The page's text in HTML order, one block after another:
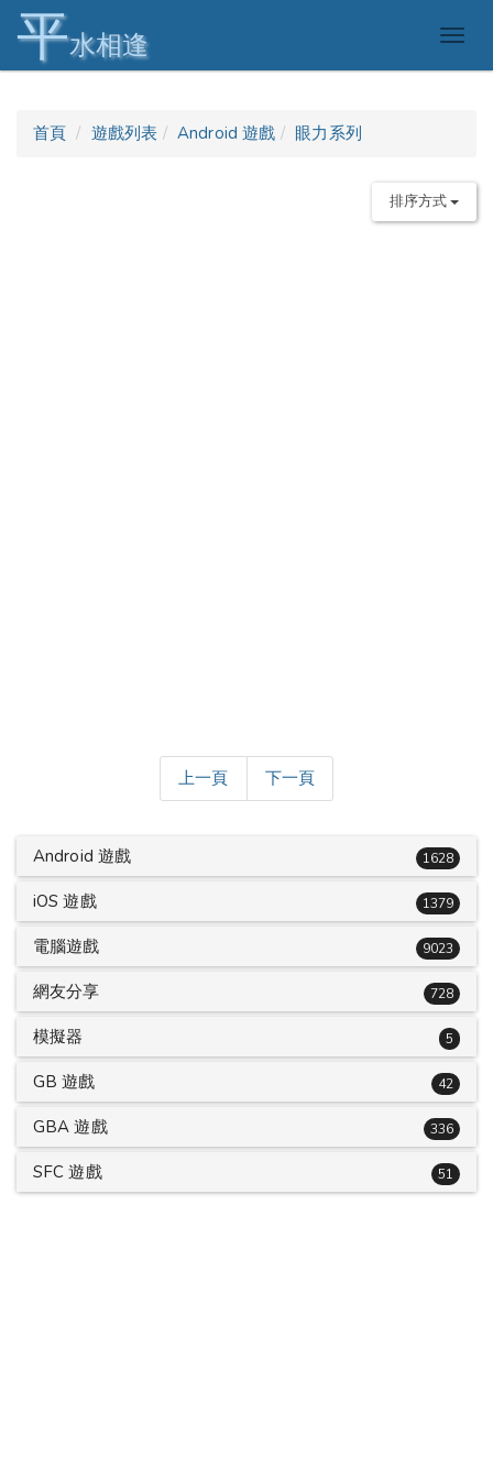
平水相逢
首頁 遊戲列表 Android 遊戲 眼力系列
排序方式
上一頁 下一頁
Android 遊戲 1628
iOS 遊戲 1379
電腦遊戲 9023
網友分享 728
模擬器 5
GB 遊戲 42
GBA 遊戲 336
SFC 遊戲 51